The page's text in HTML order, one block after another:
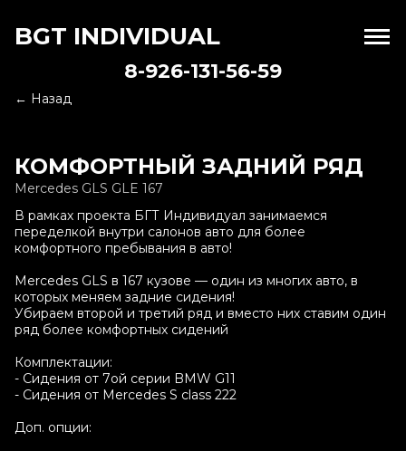
BGT INDIVIDUAL
8-926-131-56-59
← Назад
КОМФОРТНЫЙ ЗАДНИЙ РЯД
Mercedes GLS GLE 167
В рамках проекта БГТ Индивидуал занимаемся
переделкой внутри салонов авто для более
комфортного пребывания в авто!
Mercedes GLS в 167 кузове — один из многих авто, в
которых меняем задние сидения!
Убираем второй и третий ряд и вместо них ставим один
ряд более комфортных сидений
Комплектации:
- Сидения от 7ой серии BMW G11
- Сидения от Mercedes S class 222
Доп. опции: